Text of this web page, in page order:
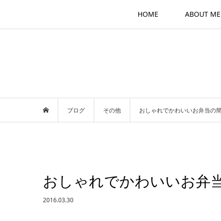
HOME ABOUT ME
ブログ その他 おしゃれでかわいいお弁当の
おしゃれでかわいいお弁
2016.03.30